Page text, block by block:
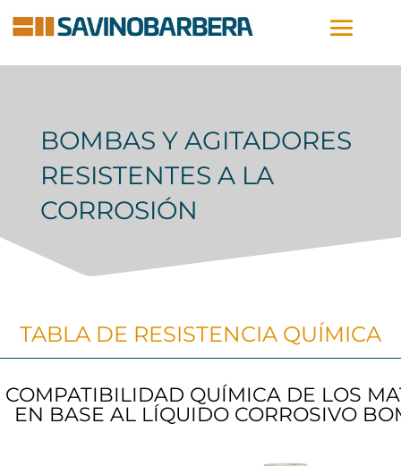
BOMBAS Y AGITADORES
RESISTENTES A LA
CORROSIÓN
TABLA DE RESISTENCIA QUÍMICA
COMPATIBILIDAD QUÍMICA DE LOS
EN BASE AL LÍQUIDO CORROSIVO